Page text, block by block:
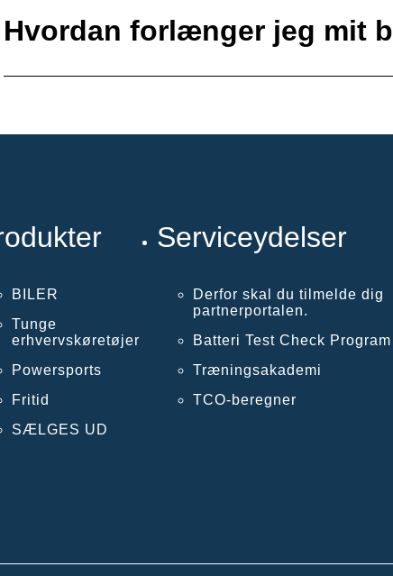
Hvordan forlænger jeg mit
BILER
Tunge
erhvervskøretøjer
Powersports
Fritid
SÆLGES UD
Serviceydelser
Derfor skal du tilmelde dig
partnerportalen.
Batteri Test Check Program
Træningsakademi
TCO-beregner